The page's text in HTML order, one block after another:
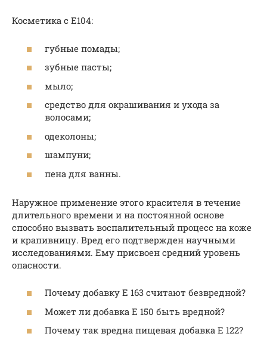
Косметика с Е104:
губные помады;
зубные пасты;
мыло;
средство для окрашивания и ухода за
волосами;
одеколоны;
шампуни;
пена для ванны.
Наружное применение этого красителя в течение
длительного времени и на постоянной основе
способно вызвать воспалительный процесс на коже
и крапивницу. Вред его подтвержден научными
исследованиями. Ему присвоен средний уровень
опасности.
Почему добавку Е 163 считают безвредной?
Может ли добавка Е 150 быть вредной?
Почему так вредна пищевая добавка Е 122?